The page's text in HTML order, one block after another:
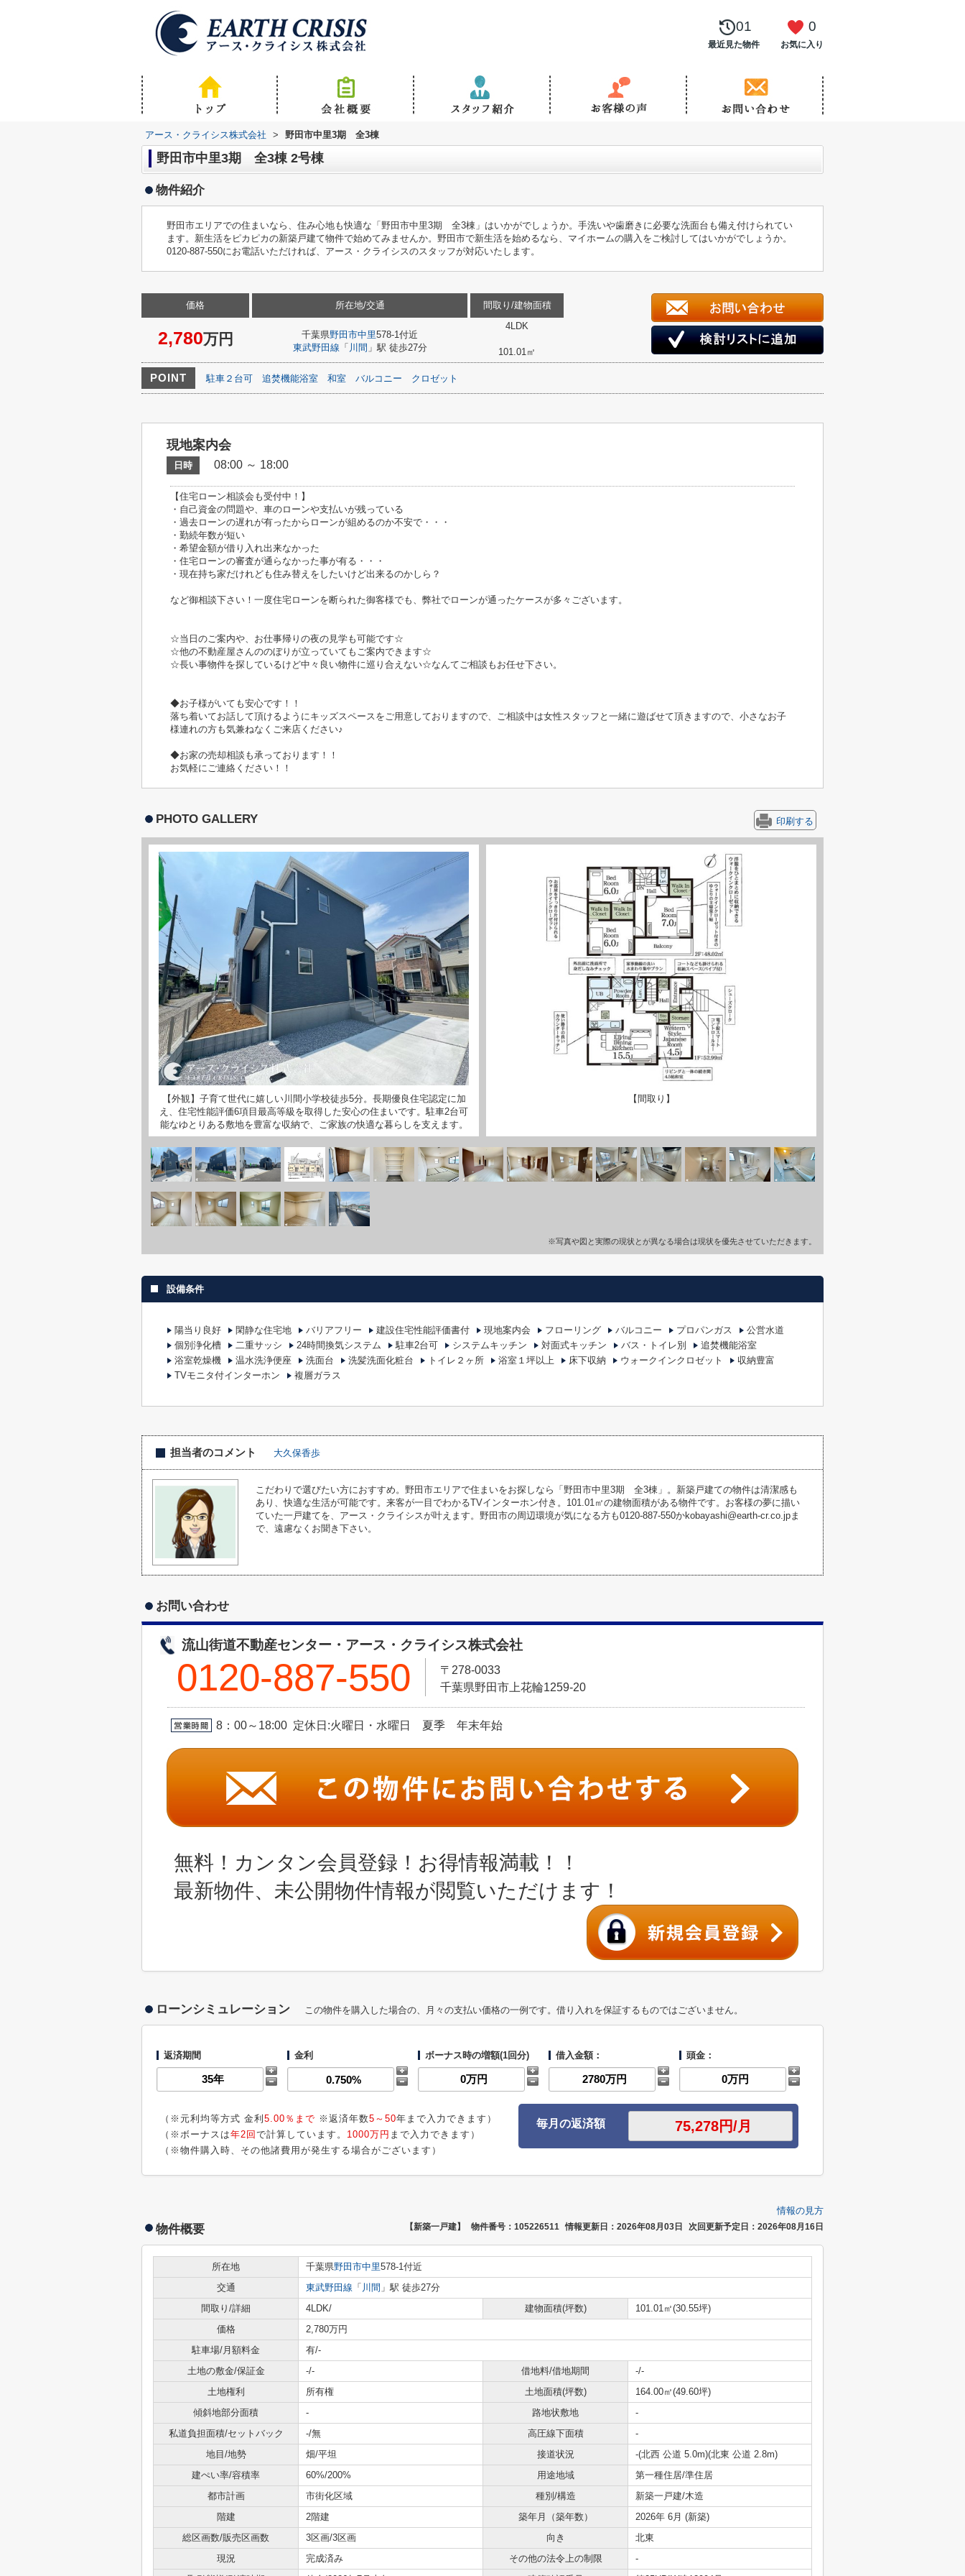
01
最近見た物件
0
お気に入り
アース・クライシス株式会社 > 野田市中里3期 全3棟
野田市中里3期 全3棟 2号棟
物件紹介
野田市エリアでの住まいなら、住み心地も快適な「野田市中里3期 全3棟」はいかがでしょうか。手洗いや歯磨きに必要な洗面台も備え付けられてい
ます。新生活をピカピカの新築戸建て物件で始めてみませんか。野田市で新生活を始めるなら、マイホームの購入をご検討してはいかがでしょうか。
0120-887-550にお電話いただければ、アース・クライシスのスタッフが対応いたします。
価格
2,780万円
所在地/交通
千葉県野田市中里578-1付近
東武野田線 「 川間 」駅 徒歩27分
間取り/建物面積
4LDK
101.01㎡
POINT 駐車２台可 追焚機能浴室 和室 バルコニー クロゼット
現地案内会
日時 08:00 ～ 18:00
【住宅ローン相談会も受付中！】
・自己資金の問題や、車のローンや支払いが残っている
・過去ローンの遅れが有ったからローンが組めるのか不安で・・・
・勤続年数が短い
・希望金額が借り入れ出来なかった
・住宅ローンの審査が通らなかった事が有る・・・
・現在持ち家だけれども住み替えをしたいけど出来るのかしら？
など御相談下さい！一度住宅ローンを断られた御客様でも、弊社でローンが通ったケースが多々ございます。
☆当日のご案内や、お仕事帰りの夜の見学も可能です☆
☆他の不動産屋さんののぼりが立っていてもご案内できます☆
☆長い事物件を探しているけど中々良い物件に巡り合えない☆なんてご相談もお任せ下さい。
◆お子様がいても安心です！！
落ち着いてお話して頂けるようにキッズスペースをご用意しておりますので、ご相談中は女性スタッフと一緒に遊ばせて頂きますので、小さなお子
様連れの方も気兼ねなくご来店ください♪
◆お家の売却相談も承っております！！
お気軽にご連絡ください！！
PHOTO GALLERY 印刷する
【外観】子育て世代に嬉しい川間小学校徒歩5分。長期優良住宅認定に加
え、住宅性能評価6項目最高等級を取得した安心の住まいです。駐車2台可
能なゆとりある敷地を豊富な収納で、ご家族の快適な暮らしを支えます。
【間取り】
※写真や図と実際の現状とが異なる場合は現状を優先させていただきます。
設備条件
陽当り良好 閑静な住宅地 バリアフリー 建設住宅性能評価書付 現地案内会 フローリング バルコニー プロパンガス
公営水道
個別浄化槽
二重サッシ 24時間換気システム 駐車2台可 システムキッチン 対面式キッチン バス・トイレ別
追焚機能浴室
浴室乾燥機
温水洗浄便座 洗面台 洗髪洗面化粧台 トイレ２ヶ所 浴室１坪以上 床下収納 ウォークインクロゼット
収納豊富
TVモニタ付インターホン
複層ガラス
担当者のコメント 大久保香歩
こだわりで選びたい方におすすめ。野田市エリアで住まいをお探しなら「野田市中里3期 全3棟」。新築戸建ての物件は清潔感も
あり、快適な生活が可能です。来客が一目でわかるTVインターホン付き。101.01㎡の建物面積がある物件です。お客様の夢に描い
ていた一戸建てを、アース・クライシスが叶えます。野田市の周辺環境が気になる方も0120-887-550かkobayashi@earth-cr.co.jpま
で、遠慮なくお聞き下さい。
お問い合わせ
流山街道不動産センター・アース・クライシス株式会社
0120-887-550
〒278-0033
千葉県野田市上花輪1259-20
8：00～18:00 定休日:火曜日・水曜日 夏季 年末年始
無料！カンタン会員登録！お得情報満載！！
最新物件、未公開物件情報が閲覧いただけます！
ローンシミュレーション この物件を購入した場合の、月々の支払い価格の一例です。借り入れを保証するものではございません。
返済期間 金利 ボーナス時の増額(1回分) 借入金額： 頭金：
（※元利均等方式 金利 5.00％まで ※返済年数5～50年まで入力できます）
（※ボーナスは年2回 で計算しています。 1000万円 まで入力できます）
（※物件購入時、その他諸費用が発生する場合がございます）
毎月の返済額
情報の見方
物件概要 【新築一戸建】 物件番号：105226511 情報更新日：2026年08月03日 次回更新予定日：2026年08月16日
所在地 千葉県野田市中里578-1付近
交通
東武野田線 「 川間 」駅 徒歩27分
間取り/詳細
4LDK/ 建物面積(坪数)
101.01㎡(30.55坪)
価格
2,780万円
駐車場/月額料金
有/-
土地の敷金/保証金
-/- 借地料/借地期間
-/-
土地権利
所有権 土地面積(坪数)
164.00㎡(49.60坪)
傾斜地部分面積
- 路地状敷地
-
私道負担面積/セットバック
-/無 高圧線下面積
-
地目/地勢
畑/平坦 接道状況
-(北西 公道 5.0m)(北東 公道 2.8m)
建ぺい率/容積率
60%/200% 用途地域
第一種住居/準住居
都市計画
市街化区域 種別/構造
新築一戸建/木造
階建
2階建 築年月（築年数）
2026年 6月 (新築)
総区画数/販売区画数
3区画/3区画 向き
北東
現況
完成済み その他の法令上の制限
-